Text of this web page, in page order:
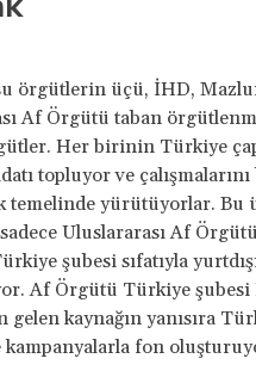
örgütlerin üçü, İHD,
Af Örgütü taban
Her birinin Türkiye
topluyor ve
temelinde yürütüyorlar. Bu
Uluslararası Af
şubesi sıfatıyla
Af Örgütü Türkiye şubesi
gelen kaynağın yanısıra
kampanyalarla fon